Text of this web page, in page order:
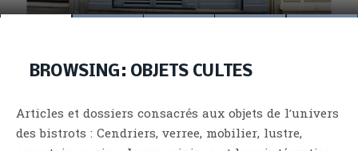
BROWSING: OBJETS CULTES
Articles et dossiers consacrés aux objets de l’univers
des bistrots : Cendriers, verree, mobilier, lustre,